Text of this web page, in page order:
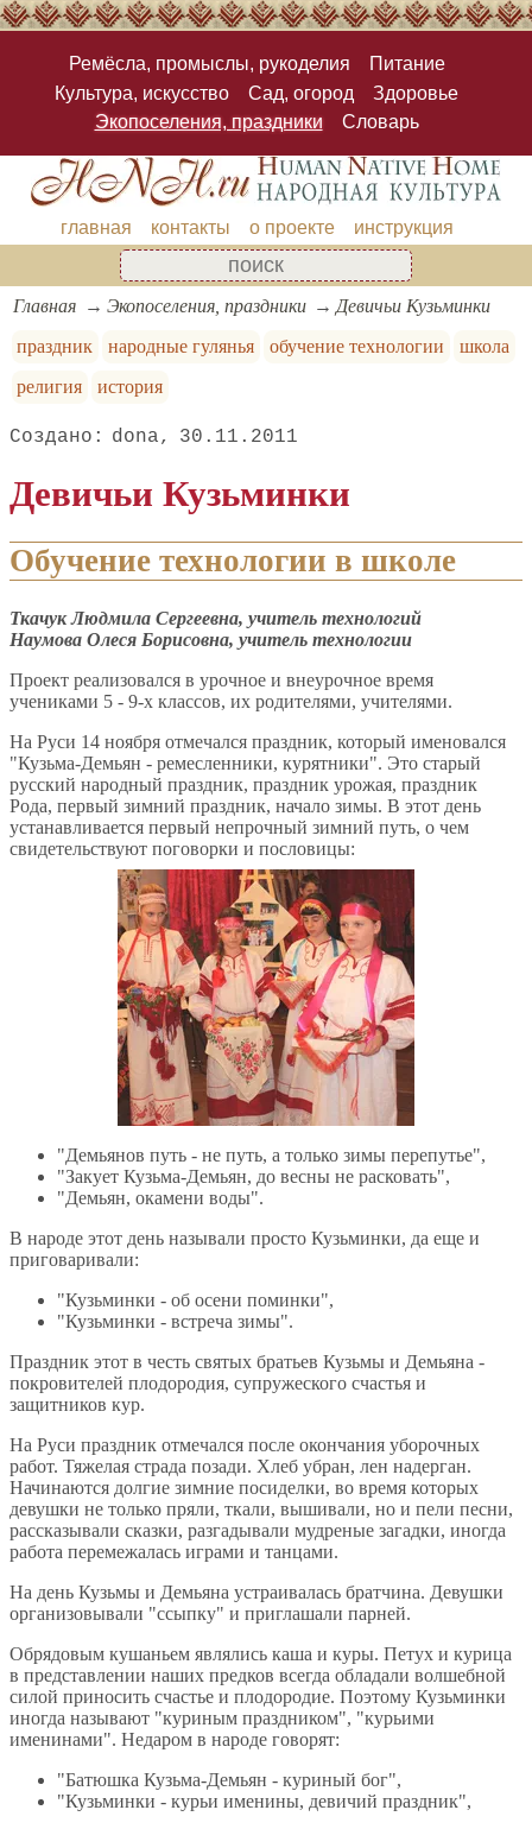
Ремёсла, промыслы, рукоделия
Питание
Культура, искусство
Сад, огород
Здоровье
Экопоселения, праздники
Словарь
главная контакты о проекте инструкция
Главная Экопоселения, праздники
Девичьи Кузьминки
праздник
народные гулянья обучение технологии
школа
религия
история
dona 30.11.2011
Девичьи Кузьминки
Обучение технологии в школе
Ткачук Людмила Сергеевна, учитель технологий
Наумова Олеся Борисовна, учитель технологии
Проект реализовался в урочное и внеурочное время
учениками 5 - 9-х классов, их родителями, учителями.
На Руси 14 ноября отмечался праздник, который именовался
"Кузьма-Демьян - ремесленники, курятники". Это старый
русский народный праздник, праздник урожая, праздник
Рода, первый зимний праздник, начало зимы. В этот день
устанавливается первый непрочный зимний путь, о чем
свидетельствуют поговорки и пословицы:
"Демьянов путь - не путь, а только зимы перепутье",
"Закует Кузьма-Демьян, до весны не расковать",
"Демьян, окамени воды".
В народе этот день называли просто Кузьминки, да еще и
приговаривали:
"Кузьминки - об осени поминки",
"Кузьминки - встреча зимы".
Праздник этот в честь святых братьев Кузьмы и Демьяна -
покровителей плодородия, супружеского счастья и
защитников кур.
На Руси праздник отмечался после окончания уборочных
работ. Тяжелая страда позади. Хлеб убран, лен надерган.
Начинаются долгие зимние посиделки, во время которых
девушки не только пряли, ткали, вышивали, но и пели песни,
рассказывали сказки, разгадывали мудреные загадки, иногда
работа перемежалась играми и танцами.
На день Кузьмы и Демьяна устраивалась братчина. Девушки
организовывали "ссыпку" и приглашали парней.
Обрядовым кушаньем являлись каша и куры. Петух и курица
в представлении наших предков всегда обладали волшебной
силой приносить счастье и плодородие. Поэтому Кузьминки
иногда называют "куриным праздником", "курьими
именинами". Недаром в народе говорят:
"Батюшка Кузьма-Демьян - куриный бог",
"Кузьминки - курьи именины, девичий праздник",